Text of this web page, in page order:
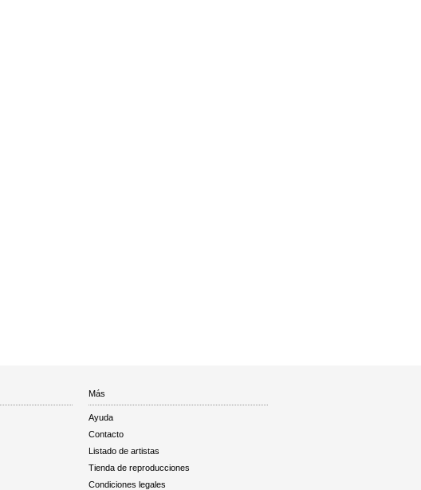
Más
Ayuda
Contacto
Listado de artistas
Tienda de reproducciones
Condiciones legales